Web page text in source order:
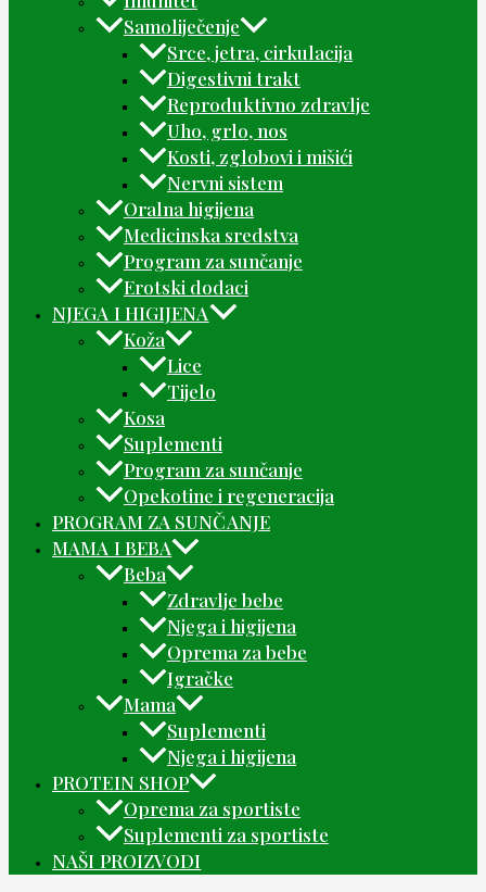
Samoliječenje
Srce, jetra, cirkulacija
Digestivni trakt
Reproduktivno zdravlje
Uho, grlo, nos
Kosti, zglobovi i mišići
Nervni sistem
Oralna higijena
Medicinska sredstva
Program za sunčanje
Erotski dodaci
NJEGA I HIGIJENA
Koža
Lice
Tijelo
Kosa
Suplementi
Program za sunčanje
Opekotine i regeneracija
PROGRAM ZA SUNČANJE
MAMA I BEBA
Beba
Zdravlje bebe
Njega i higijena
Oprema za bebe
Igračke
Mama
Suplementi
Njega i higijena
PROTEIN SHOP
Oprema za sportiste
Suplementi za sportiste
NAŠI PROIZVODI